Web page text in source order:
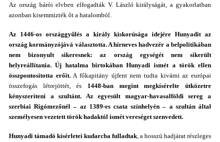
Az ország bárói elvben elfogadták V. László királyságát, a gyakorlatban
azonban kisemmizték őt a hatalomból.
Az 1446-os országgyűlés a király kiskorúsága idejére Hunyadit az
ország kormányzójává választotta. A hírneves hadvezér a belpolitikában
nem bizonyult sikeresnek: az ország egységét nem sikerült
helyreállítania. Új hatalma birtokában Hunyadi ismét a török ellen
összpontosította erőit.A főkapitány újfent nem tudta kivárni az európai
összefogás létrejöttét, és 1448-ban megint megkísérelte ütközetre
kényszeríteni a szultánt. Az egyesült magyar-havasalföldi sereg a
szerbiai Rigómezőnél – az 1389-es csata színhelyén – a szultán által
személyesen vezetett török hadaktól ismét vereséget szenvedett.
Hunyadi támadó kísérletei kudarcba fulladtak, a hosszú hadjárat részleges